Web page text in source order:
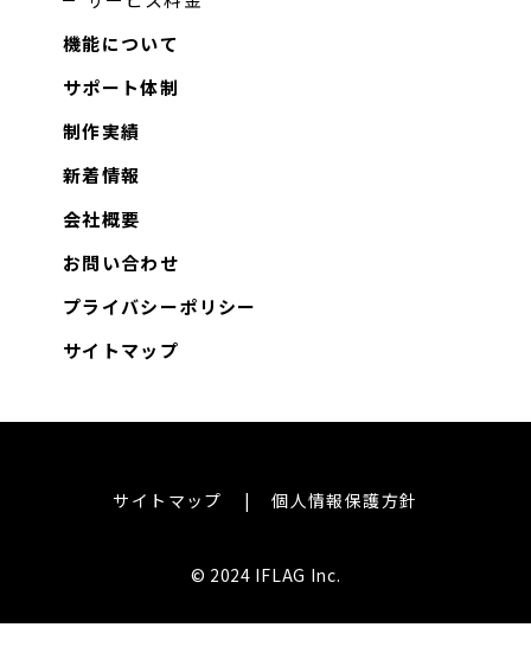
機能について
サポート体制
制作実績
新着情報
会社概要
お問い合わせ
プライバシーポリシー
サイトマップ
サイトマップ 個人情報保護方針
© 2024 IFLAG Inc.